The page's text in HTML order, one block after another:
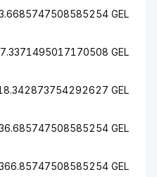
GEL
7.3371495017170508 GEL
GEL
GEL
GEL